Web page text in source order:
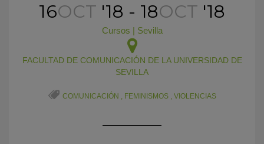
16OCT '18 - 18OCT '18
Cursos | Sevilla
FACULTAD DE COMUNICACIÓN DE LA UNIVERSIDAD DE
SEVILLA
COMUNICACIÓN , FEMINISMOS, VIOLENCIAS